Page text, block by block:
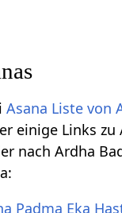
Asana Liste von
einige Links zu
nach Ardha
Padma Eka